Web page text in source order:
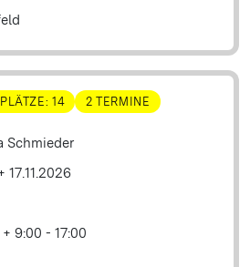
14 2 TERMINE
Schmieder
17.11.2026
+ 9:00 - 17:00